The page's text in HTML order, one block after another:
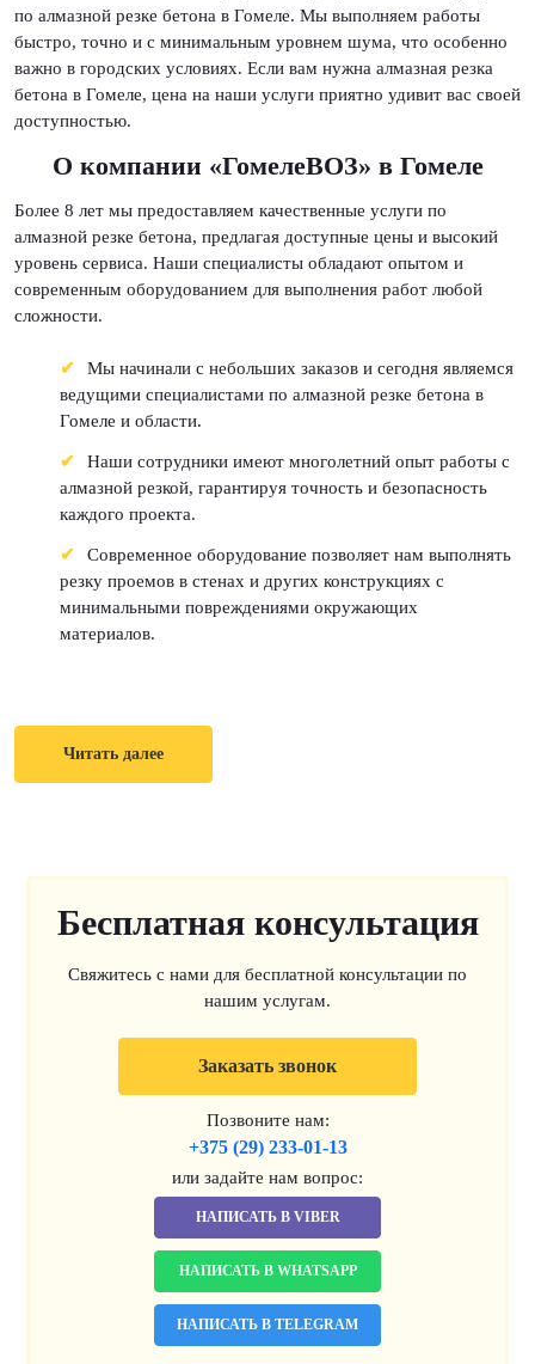
по алмазной резке бетона в Гомеле. Мы выполняем работы
быстро, точно и с минимальным уровнем шума, что особенно
важно в городских условиях. Если вам нужна алмазная резка
бетона в Гомеле, цена на наши услуги приятно удивит вас своей
доступностью.
О компании «ГомелеВОЗ» в Гомеле
Более 8 лет мы предоставляем качественные услуги по
алмазной резке бетона, предлагая доступные цены и высокий
уровень сервиса. Наши специалисты обладают опытом и
современным оборудованием для выполнения работ любой
сложности.
Мы начинали с небольших заказов и сегодня являемся
ведущими специалистами по алмазной резке бетона в
Гомеле и области.
Наши сотрудники имеют многолетний опыт работы с
алмазной резкой, гарантируя точность и безопасность
каждого проекта.
Современное оборудование позволяет нам выполнять
резку проемов в стенах и других конструкциях с
минимальными повреждениями окружающих
материалов.
Читать далее
Бесплатная консультация
Свяжитесь с нами для бесплатной консультации по
нашим услугам.
Заказать звонок
Позвоните нам:
+375 (29) 233-01-13
или задайте нам вопрос:
НАПИСАТЬ В VIBER
НАПИСАТЬ В WHATSAPP
НАПИСАТЬ В TELEGRAM